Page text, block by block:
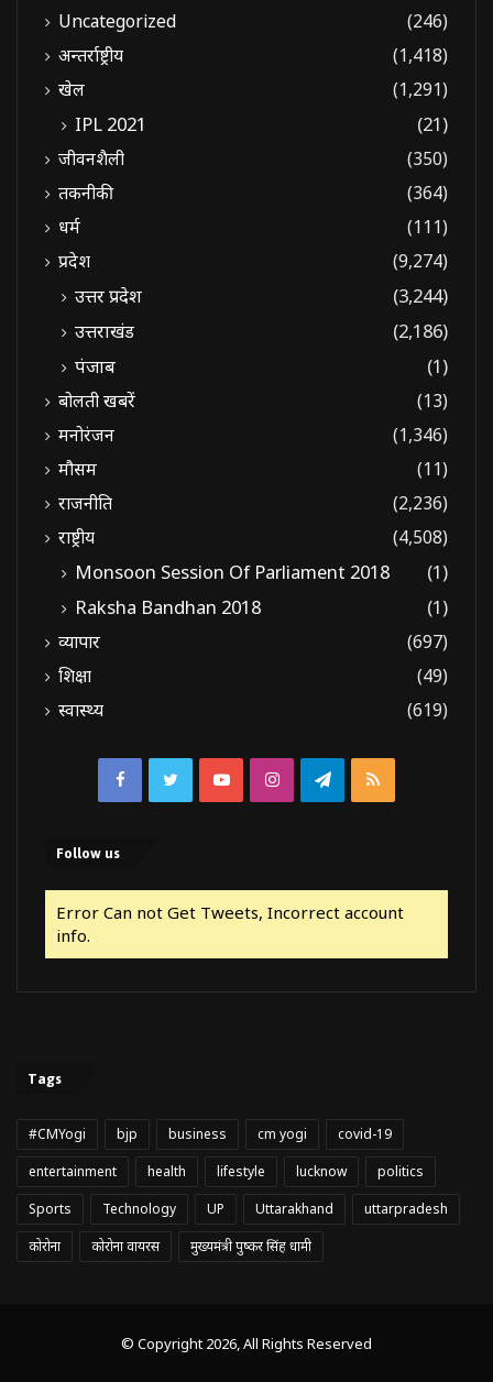
Uncategorized
(246)
अन्तर्राष्ट्रीय
(1,418)
खेल
(1,291)
IPL 2021 (21)
जीवनशैली
(350)
तकनीकी
(364)
धर्म
(111)
प्रदेश
(9,274)
उत्तर प्रदेश
(3,244)
उत्तराखंड
(2,186)
पंजाब
(1)
बोलती खबरें
(13)
मनोरंजन
(1,346)
मौसम
(11)
राजनीति
(2,236)
राष्ट्रीय
(4,508)
Monsoon Session Of Parliament 2018
(1)
Raksha Bandhan 2018
(1)
व्यापार
(697)
शिक्षा
(49)
स्वास्थ्य
(619)
FacebookTwitterYouTubeInstagramTelegram
RSS
Follow us
Error Can not Get Tweets, Incorrect account
info.
Tags
#CMYogi bjp business cm yogi
covid-19
entertainment
health lifestyle lucknow
politics
Sports
Technology UP Uttarakhand
uttarpradesh
कोरोना
कोरोना वायरस मुख्यमंत्री पुष्कर सिंह धामी
© Copyright 2026, All Rights Reserved